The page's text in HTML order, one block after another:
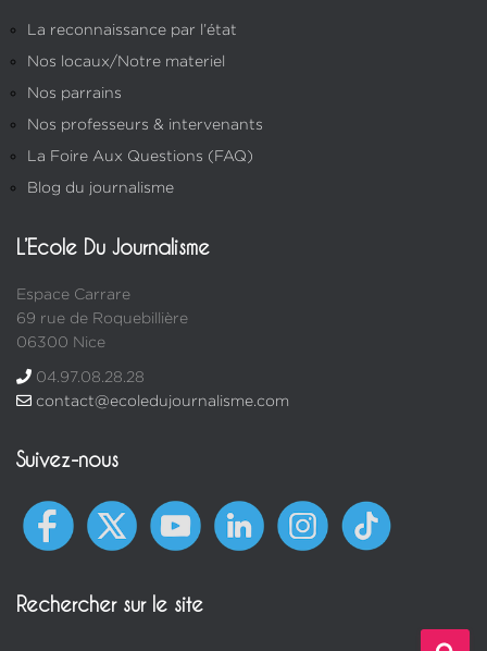
La reconnaissance par l’état
Nos locaux/Notre materiel
Nos parrains
Nos professeurs & intervenants
La Foire Aux Questions (FAQ)
Blog du journalisme
L’Ecole Du Journalisme
Espace Carrare
69 rue de Roquebillière
06300 Nice
04.97.08.28.28
contact@ecoledujournalisme.com
Suivez-nous
Rechercher sur le site